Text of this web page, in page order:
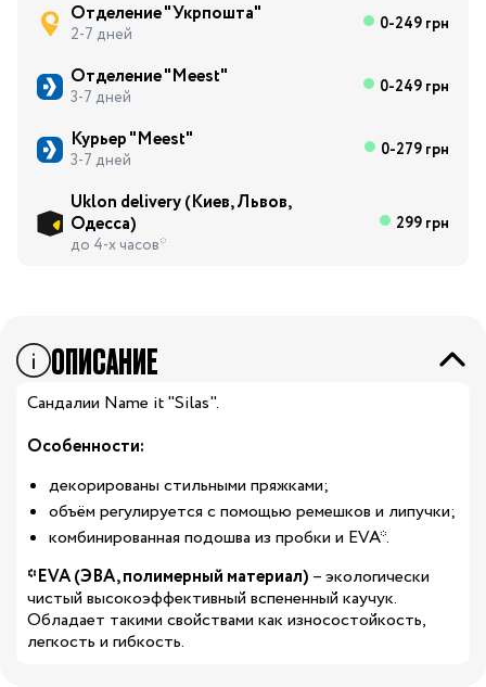
Отделение "Укрпошта"
2-7 дней 0-249 грн
Отделение "Meest"
3-7 дней 0-249 грн
Курьер "Meest"
3-7 дней 0-279 грн
Uklon delivery (Киев, Львов,
Одесса)
до 4-х часов*
299 грн
ОПИСАНИЕ
Сандалии Name it "Silas".
Особенности:
декорированы стильными пряжками;
объём регулируется с помощью ремешков и липучки;
комбинированная подошва из пробки и EVA*.
*EVA (ЭВА, полимерный материал) – экологически
чистый высокоэффективный вспененный каучук.
Обладает такими свойствами как износостойкость,
легкость и гибкость.